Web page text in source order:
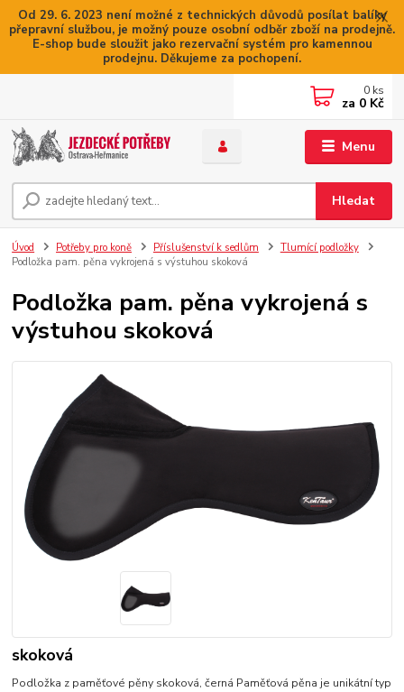
Od 29. 6. 2023 není možné z technických důvodů posílat balíky
přepravní službou, je možný pouze osobní odběr zboží na prodejně.
E-shop bude sloužit jako rezervační systém pro kamennou
prodejnu. Děkujeme za pochopení.
Menu
Hledat
0 ks
za 0 Kč
Úvod Potřeby pro koně Příslušenství k sedlům
Tlumící podložky
Podložka pam. pěna vykrojená s výstuhou skoková
Podložka pam. pěna vykrojená s
výstuhou skoková
skoková
Podložka z paměťové pěny skoková, černá Paměťová pěna je unikátní typ